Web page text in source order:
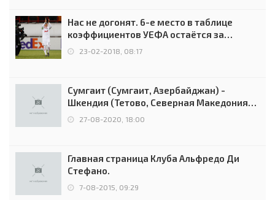
Нас не догонят. 6-е место в таблице
коэффициентов УЕФА остаётся за
Россией
23-02-2018, 08:17
Сумгаит (Сумгаит, Азербайджан) -
Шкендия (Тетово, Северная Македония) -
0:2 (0:0)
27-08-2020, 18:00
Главная страница Клуба Альфредо Ди
Стефано.
7-08-2015, 09:29